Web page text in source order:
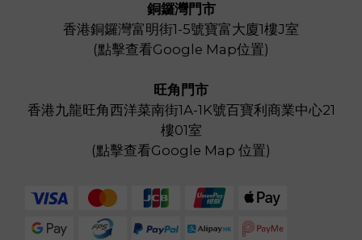
銅鑼灣門市
香港銅鑼灣富明街1-5號寶富大廈1樓J室
(點擊查看Google Map位置)
旺角門市
香港九龍旺角西洋菜南街1A-1K號百寶利商業中心21
樓01室
(點擊查看Google Map 位置)